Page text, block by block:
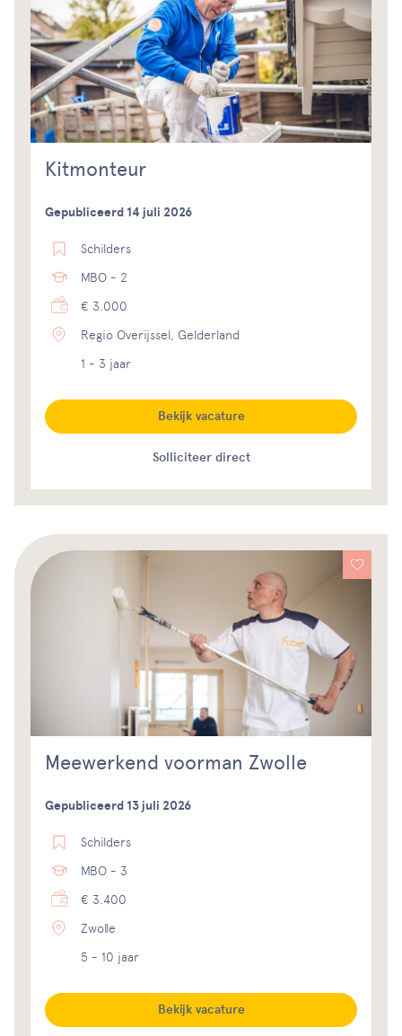
Kitmonteur
Gepubliceerd 14 juli 2026
Schilders
MBO - 2
€ 3.000
Regio Overijssel, Gelderland
1 - 3 jaar
Solliciteer direct
Bekijk vacature
Meewerkend voorman Zwolle
Gepubliceerd 13 juli 2026
Schilders
MBO - 3
€ 3.400
Zwolle
5 - 10 jaar
Bekijk vacature